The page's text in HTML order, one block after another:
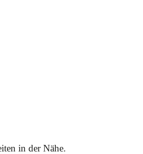
in der Nähe.